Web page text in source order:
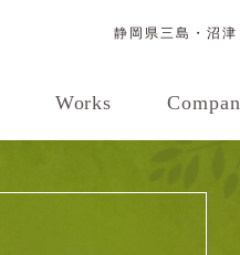
静岡県三島・沼
Works